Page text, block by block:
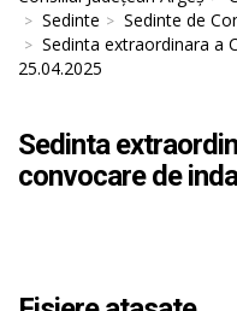
Sedinte
Sedinte de
Sedinta extraordinara a
25.04.2025
Sedinta
convocare de